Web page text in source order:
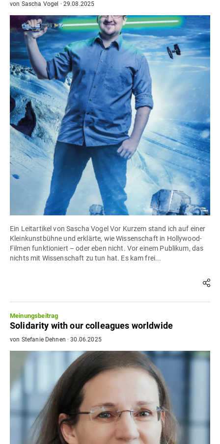
von Sascha Vogel · 29.08.2025
Ein Leitartikel von Sascha Vogel Vor Kurzem stand ich auf einer
Kleinkunstbühne und erklärte, wie Wissenschaft in Hollywood-
Filmen funktioniert – oder eben nicht. Vor einem Publikum, das
nichts mit Wissenschaft zu tun hat. Es kam frei...
Meinungsbeitrag
Solidarity with our colleagues worldwide
von Stefanie Dehnen ·30.06.2025